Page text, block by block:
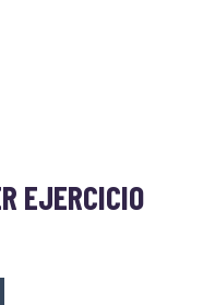
EJERCICIO